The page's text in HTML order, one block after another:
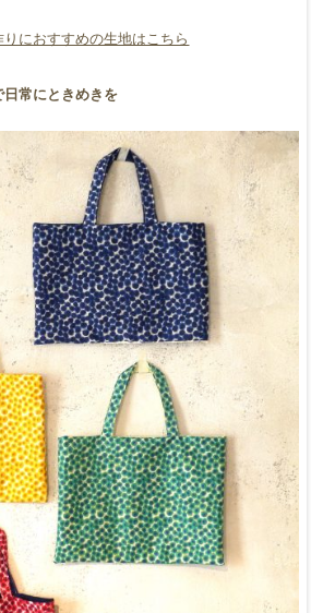
りにおすすめの生地はこちら
日常にときめきを